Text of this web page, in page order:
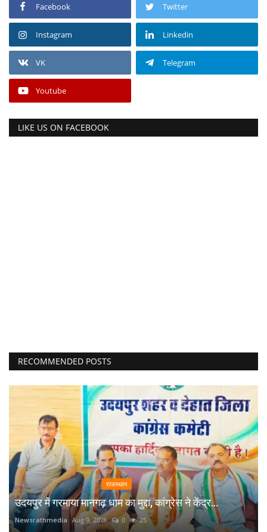
Facebook Twitter
Instagram Linkedin
VK Telegram
Youtube
LIKE US ON FACEBOOK
RECOMMENDED POSTS
राजस्थान
उदयपुर में गरमाया मानगढ़ धाम का मुद्दा, कांग्रेस ने केंद्र...
Newsrathmedia Aug 9, 2026 0 25